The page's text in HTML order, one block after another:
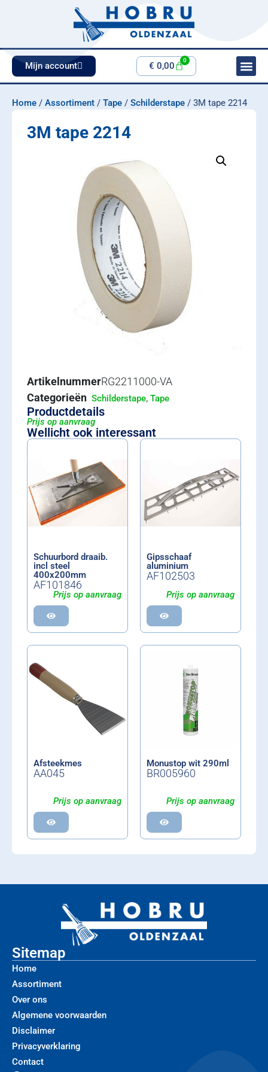
Mijn account € 0,00
0
Home / Assortiment / Tape / Schilderstape / 3M tape 2214
3M tape 2214
ArtikelnummerRG2211000-VA
Categorieën Schilderstape, Tape
Productdetails
Prijs op aanvraag
Wellicht ook interessant
Schuurbord draaib.
incl steel
400x200mm
AF101846
Prijs op aanvraag
Gipsschaaf
aluminium
AF102503
Prijs op aanvraag
Afsteekmes
AA045
Prijs op aanvraag
Monustop wit 290ml
BR005960
Prijs op aanvraag
Sitemap
Home
Assortiment
Over ons
Algemene voorwaarden
Disclaimer
Privacyverklaring
Contact